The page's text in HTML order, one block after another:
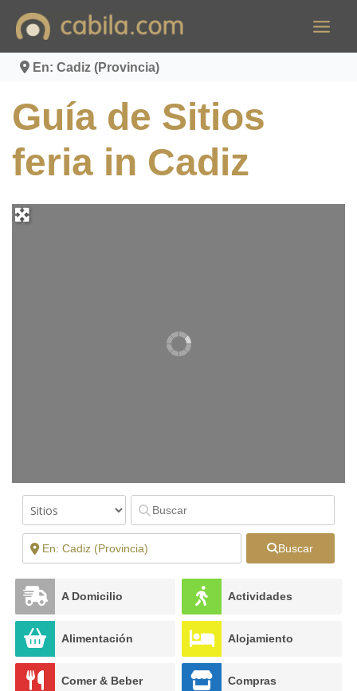
contenido
En: Cadiz (Provincia)
Guía de Sitios
feria in Cadiz
Buscar
A Domicilio Actividades
Alimentación Alojamiento
Comer & Beber Compras